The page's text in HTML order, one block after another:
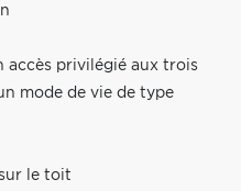
accès privilégié aux trois
mode de vie de type
le toit